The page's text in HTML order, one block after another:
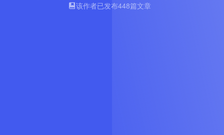
该作者已发布448篇文章